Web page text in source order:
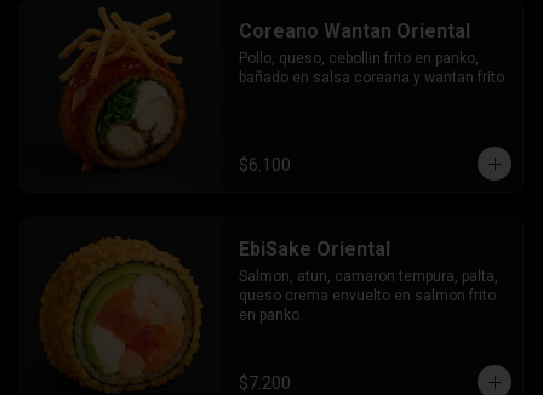
Coreano Wantan Oriental
Pollo, queso, cebollin frito en panko,
bañado en salsa coreana y wantan frito
$6.100
EbiSake Oriental
Salmon, atun, camaron tempura, palta,
queso crema envuelto en salmon frito
en panko.
$7.200